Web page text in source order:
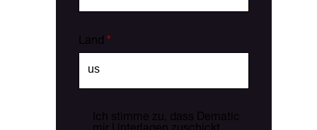
*
Land
Ich stimme zu, dass Dematic